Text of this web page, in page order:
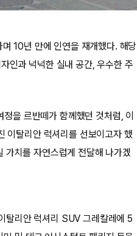
10년 만에 인연을 재개했다. 해당
인과 넉넉한 실내 공간, 우수한 주
을 르반떼가 함께했던 것처럼, 이
이탈리안 럭셔리를 선보이고자 했
가치를 자연스럽게 전달해 나가겠
탈리안 럭셔리 SUV 그레칼레에 5